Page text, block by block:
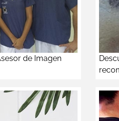
de Imagen